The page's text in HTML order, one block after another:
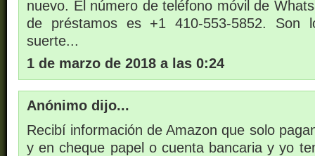
nuevo. El número de teléfono móvil de
de préstamos es +1 410-553-5852. Son
suerte...
1 de marzo de 2018 a las 0:24
Anónimo dijo...
Recibí información de Amazon que solo
y en cheque papel o cuenta bancaria y yo